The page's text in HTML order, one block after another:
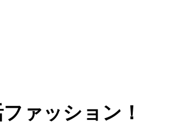
ァッション！